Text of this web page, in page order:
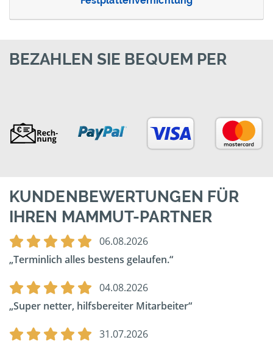
BEZAHLEN SIE BEQUEM PER
KUNDENBEWERTUNGEN FÜR
IHREN MAMMUT-PARTNER
06.08.2026
Terminlich alles bestens gelaufen.
04.08.2026
Super netter, hilfsbereiter Mitarbeiter
31.07.2026